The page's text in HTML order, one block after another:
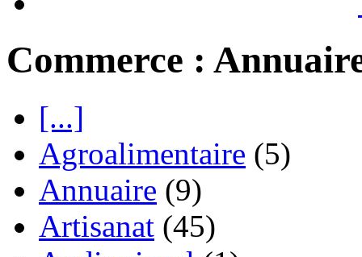
Commerce :
[...]
Agroalimentaire (5)
Annuaire (9)
Artisanat (45)